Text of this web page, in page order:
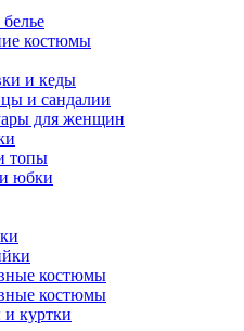
костюмы
и кеды
и сандалии
для женщин
топы
юбки
костюмы
костюмы
куртки